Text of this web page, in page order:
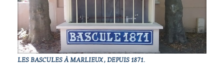
LES BASCULES À MARLIEUX , DEPUIS 1871.